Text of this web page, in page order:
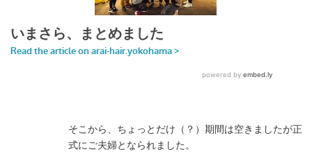
そこから、ちょっとだけ（？）期間は空きましたが正
式にご夫婦となられました。